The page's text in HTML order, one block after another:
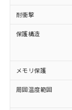
耐衝撃
保護構造
メモリ保護
周囲温度範囲
お
登
お
品
引
※
用
※3 非
下記の非
EU
51物質の
※本証明
るもので